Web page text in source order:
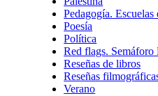
Pedagogía.
Poesía
Política
Red flags. Semáforo
Reseñas de libros
Reseñas
Verano